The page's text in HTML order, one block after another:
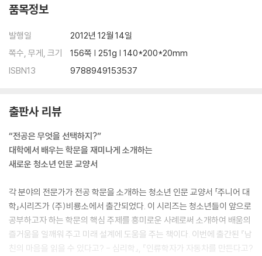
품목정보
발행일
2012년 12월 14일
쪽수, 무게, 크기
156쪽 | 251g | 140*200*20mm
ISBN13
9788949153537
출판사 리뷰
“전공은 무엇을 선택하지?”
대학에서 배우는 학문을 재미나게 소개하는
새로운 청소년 인문 교양서
각 분야의 전문가가 전공 학문을 소개하는 청소년 인문 교양서 「주니어 대
학」시리즈가 (주)비룡소에서 출간되었다. 이 시리즈는 청소년들이 앞으로
공부하고자 하는 학문의 핵심 주제를 흥미로운 사례로써 소개하여 배움의
즐거움을 일깨워 주고 미래 설계에 도움을 주는 책이다. 이번에 출간된 『남
친의 마음을 읽을 수 있다고? - 심리학』, 『인류학자가 자동차를 만든다고?